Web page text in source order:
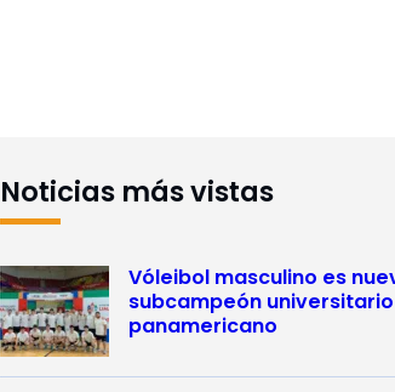
Noticias más vistas
Vóleibol masculino es
subcampeón universitario
panamericano